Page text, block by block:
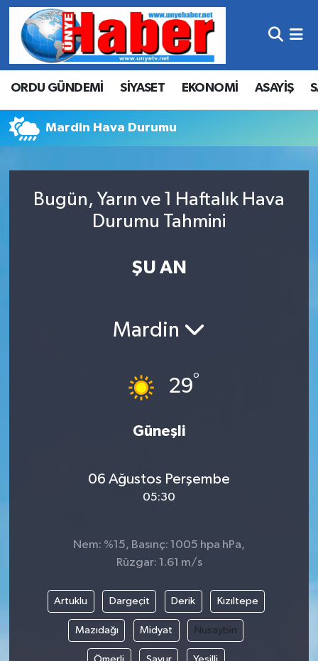
ORDU GÜNDEMİ SİYASET EKONOMİ ASAYİŞ
Mardin Hava Durumu
Bugün, Yarın ve 1 Haftalık Hava
Durumu Tahmini
ŞU AN
Mardin
29°
Güneşli
06 Ağustos Perşembe
05:30
Nem: %15, Basınç: 1005 hpa hPa,
Rüzgar: 1.61 m/s
Artuklu Dargeçit Derik Kızıltepe
Mazıdağı Midyat Nusaybin
Hava Durumu
Trafik Durumu
Süper Lig Puan Durumu ve Fikstür
Son Dakika Haberleri